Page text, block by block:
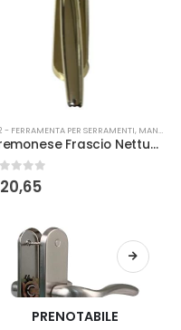
- FERRAMENTA PER SERRAMENTI, MANIGLIERIA
Cremonese Frascio Nettuno c/bu pvd
5
20,65
PRENOTABILE